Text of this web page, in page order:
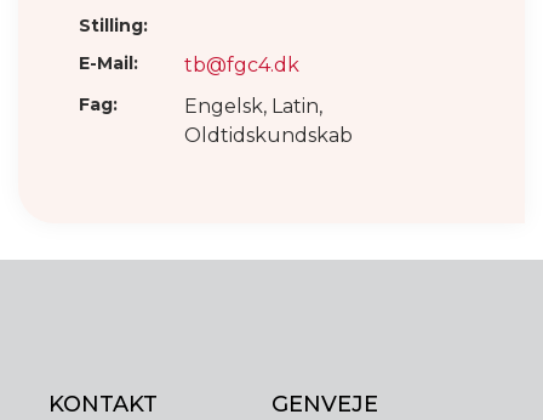
Stilling:
E-Mail:
tb@fgc4.dk
Fag:
Engelsk, Latin,
Oldtidskundskab
KONTAKT GENVEJE